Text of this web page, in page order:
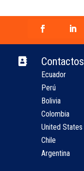
 Contactos
Ecuador
Perú
Bolivia
Colombia
United States
Chile
Argentina